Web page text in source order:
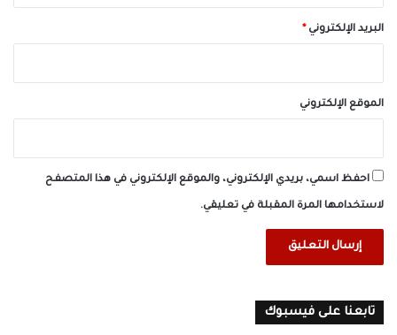
البريد الإلكتروني*
الموقع الإلكتروني
احفظ اسمي، بريدي الإلكتروني، والموقع الإلكتروني في هذا المتصفح
لاستخدامها المرة المقبلة في تعليقي.
تابعنا على فيسبوك